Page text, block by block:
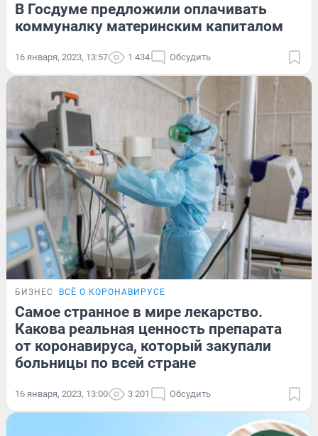
В Госдуме предложили оплачивать
коммуналку материнским капиталом
16 января, 2023, 13:57 1 434 Обсудить
БИЗНЕС ВСЁ О КОРОНАВИРУСЕ
Самое странное в мире лекарство.
Какова реальная ценность препарата
от коронавируса, который закупали
больницы по всей стране
16 января, 2023, 13:00 3 201 Обсудить